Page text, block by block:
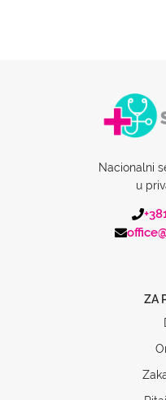
Nacionalni
u
ZA